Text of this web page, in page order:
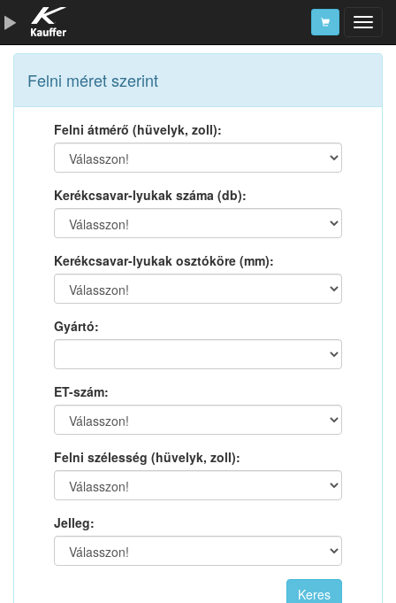
Szerszámkatalógus
Kosár
Alkatrészek
Felni méret szerint
Felni átmérő (hüvelyk, zoll):
Kerékcsavar-lyukak száma (db):
Kerékcsavar-lyukak osztóköre (mm):
Gyártó:
ET-szám:
Felni szélesség (hüvelyk, zoll):
Jelleg: